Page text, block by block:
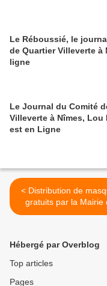
Le Réboussié, le
de Quartier Villeverte à
ligne
Le Journal du Comité
Villeverte à Nîmes, Lou
est en Ligne
< Distribution de masques
gratuits par la Mairie
Nîmes, Mode
Hébergé par Overblog
Top articles
Pages